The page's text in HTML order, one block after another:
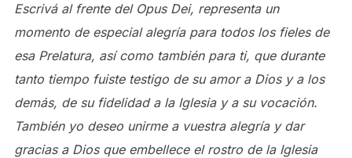
Escrivá al frente del Opus Dei, representa un
momento de especial alegría para todos los fieles de
esa Prelatura, así como también para ti, que durante
tanto tiempo fuiste testigo de su amor a Dios y a los
demás, de su fidelidad a la Iglesia y a su vocación.
También yo deseo unirme a vuestra alegría y dar
gracias a Dios que embellece el rostro de la Iglesia